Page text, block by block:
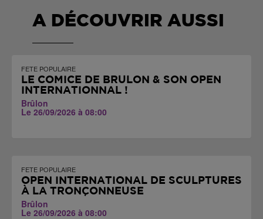
A DÉCOUVRIR AUSSI
FETE POPULAIRE
LE COMICE DE BRÛLON & SON OPEN
INTERNATIONNAL !
Brûlon
Le 26/09/2026 à 08:00
FETE POPULAIRE
OPEN INTERNATIONAL DE SCULPTURES
À LA TRONÇONNEUSE
Brûlon
Le 26/09/2026 à 08:00